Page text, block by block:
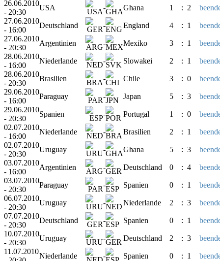
26.06.2010
- 20:30
USA - Ghana 1 : 2
27.06.2010
- 16:00
Deutschland - England 4 : 1
27.06.2010
- 20:30
Argentinien - Mexiko 3 : 1
28.06.2010
- 16:00
Niederlande - Slowakei 2 : 1
28.06.2010
- 20:30
Brasilien - Chile 3 : 0
29.06.2010
- 16:00
Paraguay - Japan 5 : 3
29.06.2010
- 20:30
Spanien - Portugal 1 : 0
02.07.2010
- 16:00
Niederlande - Brasilien 2 : 1
02.07.2010
- 20:30
Uruguay - Ghana 5 : 3
03.07.2010
- 16:00
Argentinien - Deutschland 0 : 4
03.07.2010
- 20:30
Paraguay - Spanien 0 : 1
06.07.2010
- 20:30
Uruguay - Niederlande 2 : 3
07.07.2010
- 20:30
Deutschland - Spanien 0 : 1
10.07.2010
- 20:30
Uruguay - Deutschland 2 : 3
11.07.2010
Niederlande - Spanien 0 : 1